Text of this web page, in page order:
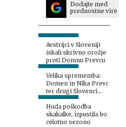
Dodajte med
prednostne vire
Avstrijci v Sloveniji
iskali skrivno orožje
proti Domnu Prevcu
Velika sprememba:
Domen in Nika Prevc
ter drugi Slovenci
dobili proste roke
Huda poškodba
skakalke, izpustila bo
celotno sezono